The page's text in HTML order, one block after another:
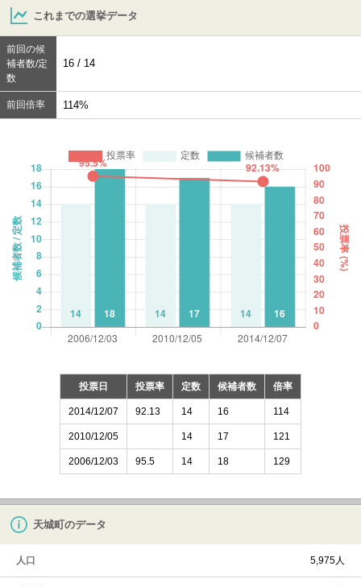
これまでの選挙データ
前回の候
補者数/定
数
16 / 14
前回倍率 114%
投票日 投票率 定数 候補者数 倍率
2014/12/07 92.13 14 16 114
2010/12/05 14 17 121
2006/12/03 95.5 14 18 129
天城町のデータ
人口 5,975人